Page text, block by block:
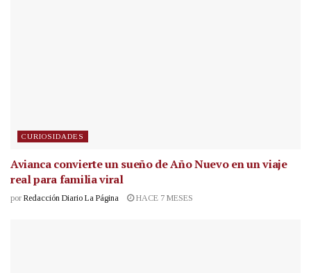
CURIOSIDADES
Avianca convierte un sueño de Año Nuevo en un viaje
real para familia viral
por Redacción Diario La Página HACE 7 MESES